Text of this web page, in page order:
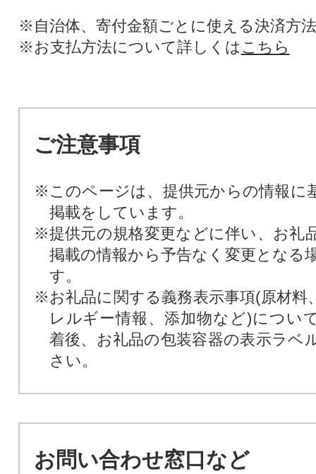
※自治体、寄付金額ごとに使える決済方
※お支払方法について詳しくは こちら
ご注意事項
※このページは、提供元からの情報に
掲載をしています。
※提供元の規格変更などに伴い、お礼
掲載の情報から予告なく変更となる
す。
※お礼品に関する義務表示事項(原材料
レルギー情報、添加物など)につい
着後、お礼品の包装容器の表示ラベ
さい。
お問い合わせ窓口など